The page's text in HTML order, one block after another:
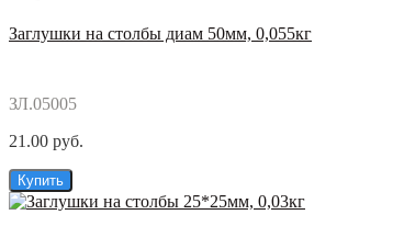
Заглушки на столбы диам 50мм, 0,055кг
ЗЛ.05005
21.00 руб.
Купить